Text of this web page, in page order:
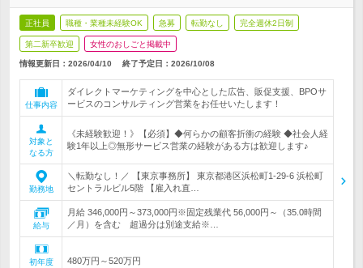
正社員 職種・業種未経験OK 急募 転勤なし 完全週休2日制
第二新卒歓迎 女性のおしごと掲載中
情報更新日：2026/04/10 終了予定日： 2026/10/08
仕事内容
ダイレクトマーケティングを中心とした広告、販促支援、BPOサ
ービスのコンサルティング営業をお任せいたします！
対象と
なる方
《未経験歓迎！》【必須】◆何らかの顧客折衝の経験 ◆社会人経
験1年以上◎無形サービス営業の経験がある方は歓迎します♪
勤務地
＼転勤なし！／ 【東京事務所】 東京都港区浜松町1-29-6 浜松町
セントラルビル5階 【雇入れ直…
給与
月給 346,000円～373,000円※固定残業代 56,000円～（35.0時間
／月）を含む 超過分は別途支給※…
初年度
480万円～520万円